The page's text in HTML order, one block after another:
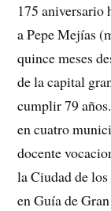
175 aniversario
a Pepe Mejías
quince meses
de la capital
cumplir 79
en cuatro
docente
la Ciudad de
en Guía de